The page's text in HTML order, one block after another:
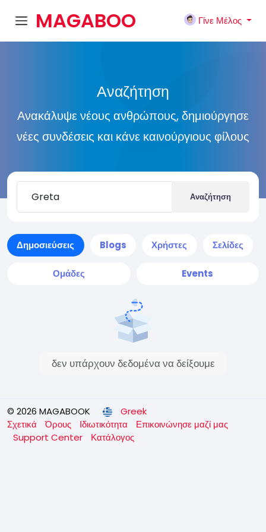
MAGABOO
Γίνε Μέλος
Αναζήτηση
Ανακάλυψε νέους ανθρώπους, δημιούργησε
νέες συνδέσεις και κάνε καινούργιους φίλους
Αναζήτηση
Δημοσιεύσεις Blogs Χρήστες Σελίδες
Ομάδες Events
δεν υπάρχουν δεδομένα να δείξουμε
© 2026 MAGABOOK
Greek
Σχετικά
Όρους Ιδιωτικότητα
Επικοινώνησε μαζί μας
Support Center
Κατάλογος